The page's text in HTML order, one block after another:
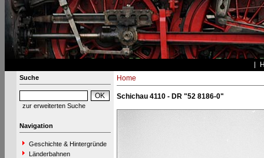
Suche
zur erweiterten Suche
Navigation
Geschichte & Hintergründe
Länderbahnen
Home
Schichau 4110 - DR "52 8186-0"